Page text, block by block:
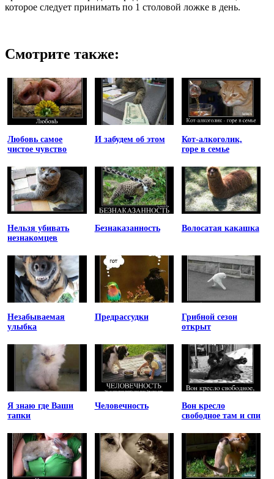
которое следует принимать по 1 столовой ложке в день.
Смотрите также:
Любовь самое
чистое чувство
И забудем об этом
Кот-алкоголик,
горе в семье
Нельзя убивать
незнакомцев
Безнаказанность Волосатая какашка
Незабываемая
улыбка
Предрассудки
Грибной сезон
открыт
Я знаю где Ваши
тапки
Человечность
Вон кресло
свободное там и спи